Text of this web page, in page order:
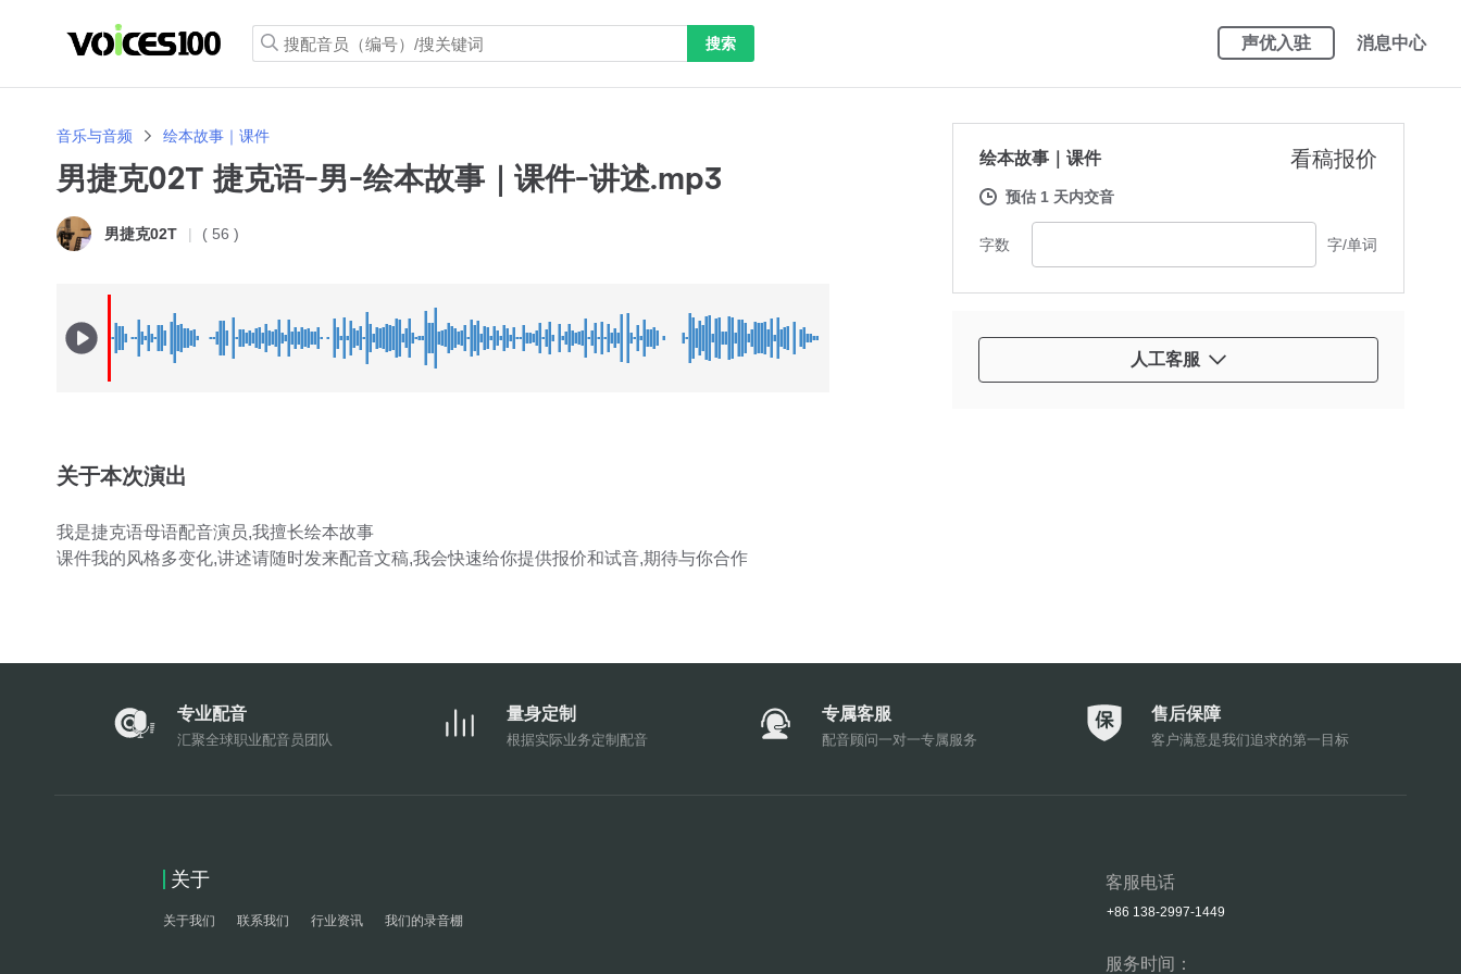
搜索 声优入驻 消息中心
绘本故事｜课件 看稿报价
预估 1 天内交音
字数 字/单词
人工客服
音乐与音频 绘本故事｜课件
男捷克02T 捷克语-男-绘本故事｜课件-讲述.mp3
男捷克02T ( 56 )
关于本次演出
我是捷克语母语配音演员,我擅长绘本故事
课件我的风格多变化,讲述请随时发来配音文稿,我会快速给你提供报价和试音,期待与你合作
专业配音
汇聚全球职业配音员团队
量身定制
根据实际业务定制配音
专属客服
配音顾问一对一专属服务
售后保障
客户满意是我们追求的第一目标
关于
关于我们 联系我们 行业资讯 我们的录音棚
客服电话
+86 138-2997-1449
服务时间：